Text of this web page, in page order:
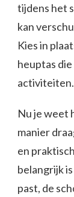
tijdens het
kan
Kies in
heuptas
activiteiten.
Nu je weet
manier
en
belangrijk
past, de